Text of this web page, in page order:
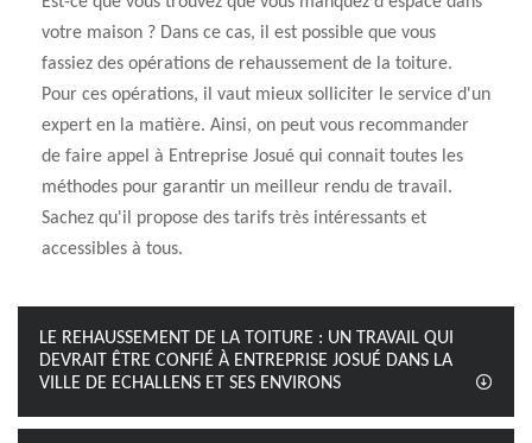
votre maison ? Dans ce cas, il est possible que vous
fassiez des opérations de rehaussement de la toiture.
Pour ces opérations, il vaut mieux solliciter le service d'un
expert en la matière. Ainsi, on peut vous recommander
de faire appel à Entreprise Josué qui connait toutes les
méthodes pour garantir un meilleur rendu de travail.
Sachez qu'il propose des tarifs très intéressants et
accessibles à tous.
LE REHAUSSEMENT DE LA TOITURE : UN TRAVAIL QUI
DEVRAIT ÊTRE CONFIÉ À ENTREPRISE JOSUÉ DANS LA
VILLE DE ECHALLENS ET SES ENVIRONS